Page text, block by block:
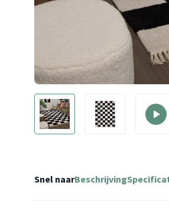
Snel naarBeschrijving